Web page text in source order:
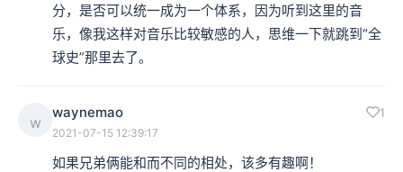
分，是否可以统一成为一个体系，因为听到这里的音
乐，像我这样对音乐比较敏感的人，思维一下就跳到“全
球史”那里去了。
w
waynemao 1
2021-07-15 12:39:17
如果兄弟俩能和而不同的相处，该多有趣啊！